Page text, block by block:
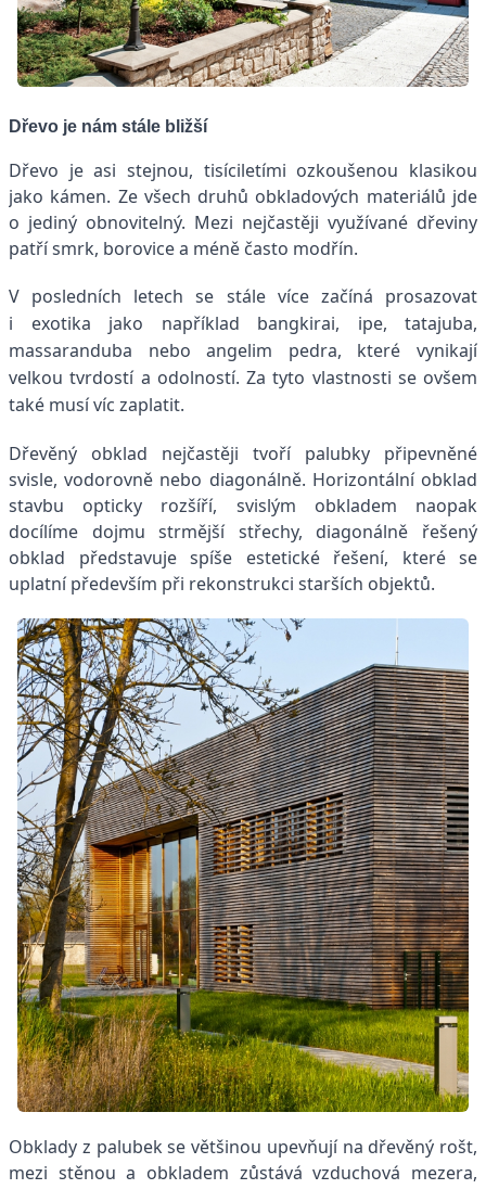
Dřevo je nám stále bližší
Dřevo je asi stejnou, tisíciletími ozkoušenou klasikou
jako kámen. Ze všech druhů obkladových materiálů jde
o jediný obnovitelný. Mezi nejčastěji využívané dřeviny
patří smrk, borovice a méně často modřín.
V posledních letech se stále více začíná prosazovat
i exotika jako například bangkirai, ipe, tatajuba,
massaranduba nebo angelim pedra, které vynikají
velkou tvrdostí a odolností. Za tyto vlastnosti se ovšem
také musí víc zaplatit.
Dřevěný obklad nejčastěji tvoří palubky připevněné
svisle, vodorovně nebo diagonálně. Horizontální obklad
stavbu opticky rozšíří, svislým obkladem naopak
docílíme dojmu strmější střechy, diagonálně řešený
obklad představuje spíše estetické řešení, které se
uplatní především při rekonstrukci starších objektů.
Obklady z palubek se většinou upevňují na dřevěný rošt,
mezi stěnou a obkladem zůstává vzduchová mezera,